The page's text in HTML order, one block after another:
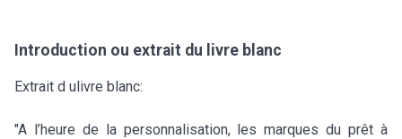
Introduction ou extrait du livre blanc
Extrait d ulivre blanc:
"A l’heure de la personnalisation, les marques du prêt à